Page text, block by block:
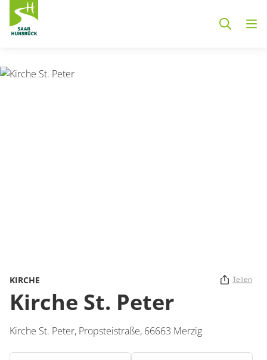
KIRCHE Teilen
Kirche St. Peter
Kirche St. Peter, Propsteistraße, 66663 Merzig